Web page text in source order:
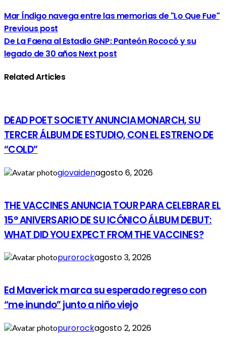
Mar Índigo navega entre las memorias de "Lo Que Fue"
Previous post
De La Faena al Estadio GNP: Panteón Rococó y su
legado de 30 añosNext post
Related Articles
DEAD POET SOCIETY ANUNCIA MONARCH, SU
TERCER ÁLBUM DE ESTUDIO, CON EL ESTRENO DE
“COLD”
giovaidenagosto 6, 2026
THE VACCINES ANUNCIA TOUR PARA CELEBRAR EL
15° ANIVERSARIO DE SU ICÓNICO ÁLBUM DEBUT:
WHAT DID YOU EXPECT FROM THE VACCINES?
purorockagosto 3, 2026
Ed Maverick marca su esperado regreso con
“me inundo” junto a niño viejo
purorockagosto 2, 2026